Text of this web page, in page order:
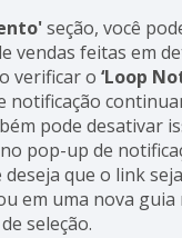
seção, você
vendas feitas em
verificar o ‘Loop
notificação
pode desativar
pop-up de
que o link
em uma nova guia
seleção.